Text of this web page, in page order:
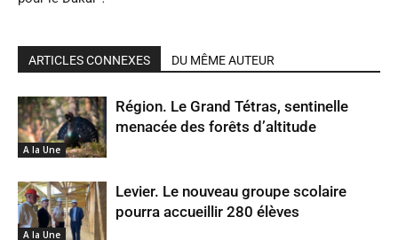
ARTICLES CONNEXES DU MÊME AUTEUR
A la Une
Région. Le Grand Tétras, sentinelle
menacée des forêts d’altitude
A la Une
Levier. Le nouveau groupe scolaire
pourra accueillir 280 élèves